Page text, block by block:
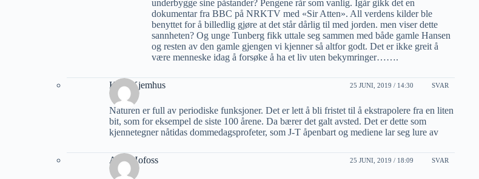
underbygge sine påstander? Pengene rår som vanlig. Igår gikk det en
dokumentar fra BBC på NRKTV med «Sir Atten». All verdens kilder ble
benyttet for å billedlig gjøre at det står dårlig til med jorden. men viser dette
sannheten? Og unge Tunberg fikk uttale seg sammen med både gamle Hansen
og resten av den gamle gjengen vi kjenner så altfor godt. Det er ikke greit å
være menneske idag å forsøke å ha et liv uten bekymringer…….
Knut Kjemhus 25 JUNI, 2019 / 14:30 SVAR
Naturen er full av periodiske funksjoner. Det er lett å bli fristet til å ekstrapolere fra en liten
bit, som for eksempel de siste 100 årene. Da bærer det galt avsted. Det er dette som
kjennetegner nåtidas dommedagsprofeter, som J-T åpenbart og mediene lar seg lure av
Arne Hofoss 25 JUNI, 2019 / 18:09 SVAR